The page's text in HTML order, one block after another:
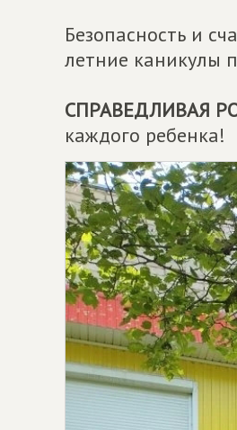
Безопасность и
летние каникулы
СПРАВЕДЛИВАЯ
каждого ребенка!